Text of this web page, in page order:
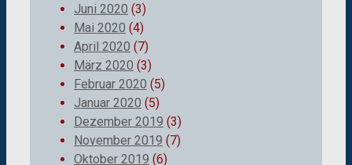
Juni 2020 (3)
Mai 2020 (4)
April 2020 (7)
März 2020 (3)
Februar 2020 (5)
Januar 2020 (5)
Dezember 2019 (3)
November 2019 (7)
Oktober 2019 (6)